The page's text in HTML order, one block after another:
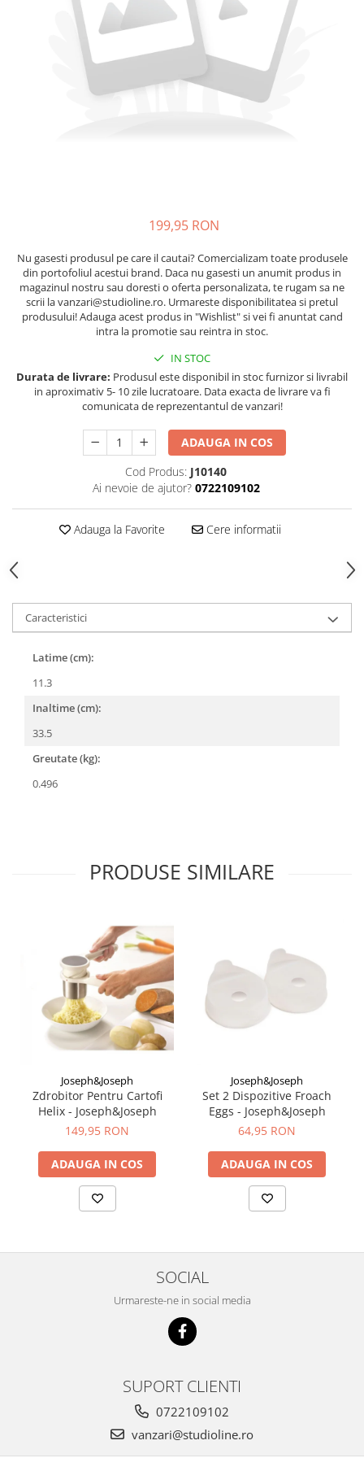
199,95 RON
Nu gasesti produsul pe care il cautai? Comercializam toate produsele
din portofoliul acestui brand. Daca nu gasesti un anumit produs in
magazinul nostru sau doresti o oferta personalizata, te rugam sa ne
scrii la vanzari@studioline.ro. Urmareste disponibilitatea si pretul
produsului! Adauga acest produs in "Wishlist" si vei fi anuntat cand
intra la promotie sau reintra in stoc.
IN STOC
Durata de livrare: Produsul este disponibil in stoc furnizor si livrabil
in aproximativ 5- 10 zile lucratoare. Data exacta de livrare va fi
comunicata de reprezentantul de vanzari!
ADAUGA IN COS
Cod Produs: J10140
Ai nevoie de ajutor? 0722109102
Adauga la Favorite Cere informatii
Caracteristici
Latime (cm):
11.3
Inaltime (cm):
33.5
Greutate (kg):
0.496
PRODUSE SIMILARE
Joseph&Joseph
Zdrobitor Pentru Cartofi
Helix - Joseph&Joseph
149,95 RON
ADAUGA IN COS
Joseph&Joseph
Set 2 Dispozitive Froach
Eggs - Joseph&Joseph
64,95 RON
ADAUGA IN COS
SOCIAL
Urmareste-ne in social media
SUPORT CLIENTI
0722109102
vanzari@studioline.ro